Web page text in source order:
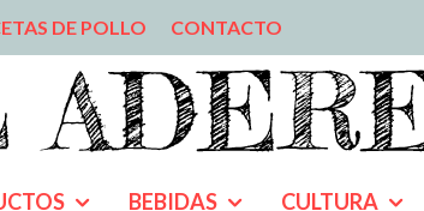
DE POLLO CONTACTO
BEBIDAS CULTURA